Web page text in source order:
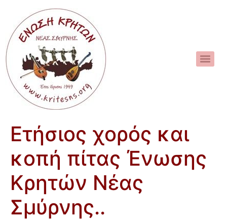
Ετήσιος χορός και
κοπή πίτας Ένωσης
Κρητών Νέας
Σμύρνης..